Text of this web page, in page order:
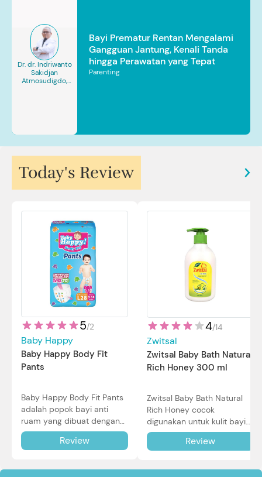
Dr. dr. Indriwanto
Sakidjan
Atmosudigdo,
Bayi Prematur Rentan Mengalami
Gangguan Jantung, Kenali Tanda
hingga Perawatan yang Tepat
Parenting
Today's Review
5/2
Baby Happy
Baby Happy Body Fit
Pants
Baby Happy Body Fit Pants
adalah popok bayi anti
ruam yang dibuat dengan
teknologi Air Through
Technology.Review
4/14
Zwitsal
Zwitsal Baby Bath Natural
Rich Honey 300 ml
Zwitsal Baby Bath Natural
Rich Honey cocok
digunakan untuk kulit bayi
baru lahir bahkan kulit
sensitif sekalipun. Simak
Review